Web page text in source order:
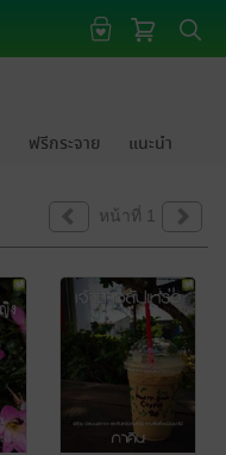
ฟรีกระจาย แนะนำ
หน้าที่ 1